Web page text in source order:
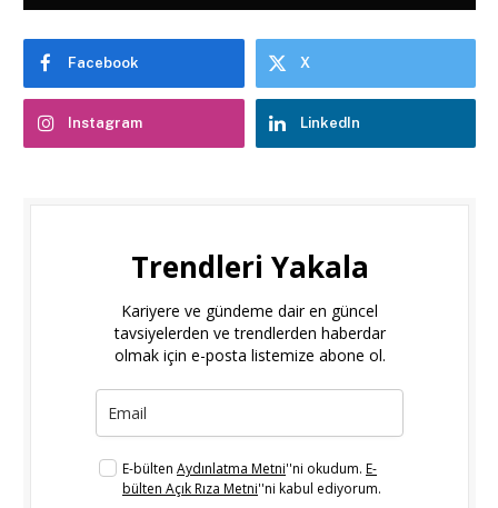
Facebook X
Instagram LinkedIn
Trendleri Yakala
Kariyere ve gündeme dair en güncel
tavsiyelerden ve trendlerden haberdar
olmak için e-posta listemize abone ol.
E-bülten Aydınlatma Metni''ni okudum. E-
bülten Açık Rıza Metni''ni kabul ediyorum.